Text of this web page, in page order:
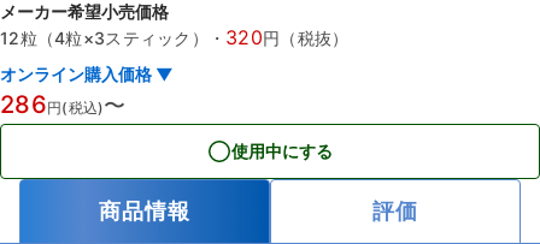
メーカー希望小売価格
12粒（4粒×3スティック）
・ 320円（税抜）
オンライン購入価格 ▼
286円(税込)〜
使用中にする
商品情報 評価